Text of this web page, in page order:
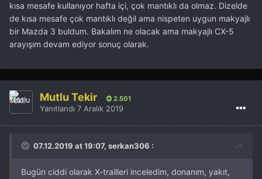
kısa mesafe kullanıyor hafta içi, çok mantıklı da olmaz. Dizelde
de kısa mesafe çok mantıklı değil ama nispeten uygun makyajlı
bir Mazda 3 buldum. Bakalım ne olacak ama makyajlı CX-5
arayışım devam ediyor sonuç olarak.
Mutlu Tekir 2.501
Yanıtlandı 7 Aralık 2019
07.12.2019 at 19:07, serkan306 :
Bugün ciddi olarak X-trailleri inceledim, donanım, yakıt,